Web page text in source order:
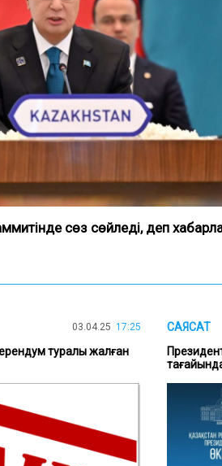
сөз сөйледі, деп
03.04.25 17:25
туралы жалған
САЯСАТ
Президент